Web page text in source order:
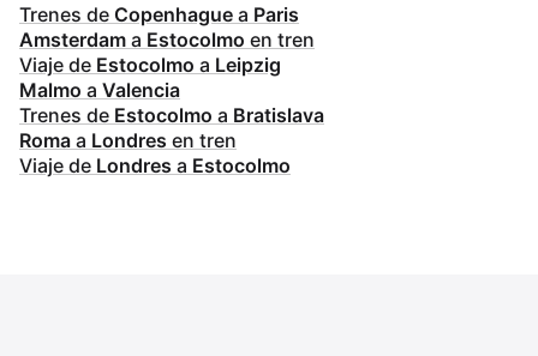
Trenes de Copenhague a Paris
Amsterdam a Estocolmo en tren
Viaje de Estocolmo a Leipzig
Malmo a Valencia
Trenes de Estocolmo a Bratislava
Roma a Londres en tren
Viaje de Londres a Estocolmo